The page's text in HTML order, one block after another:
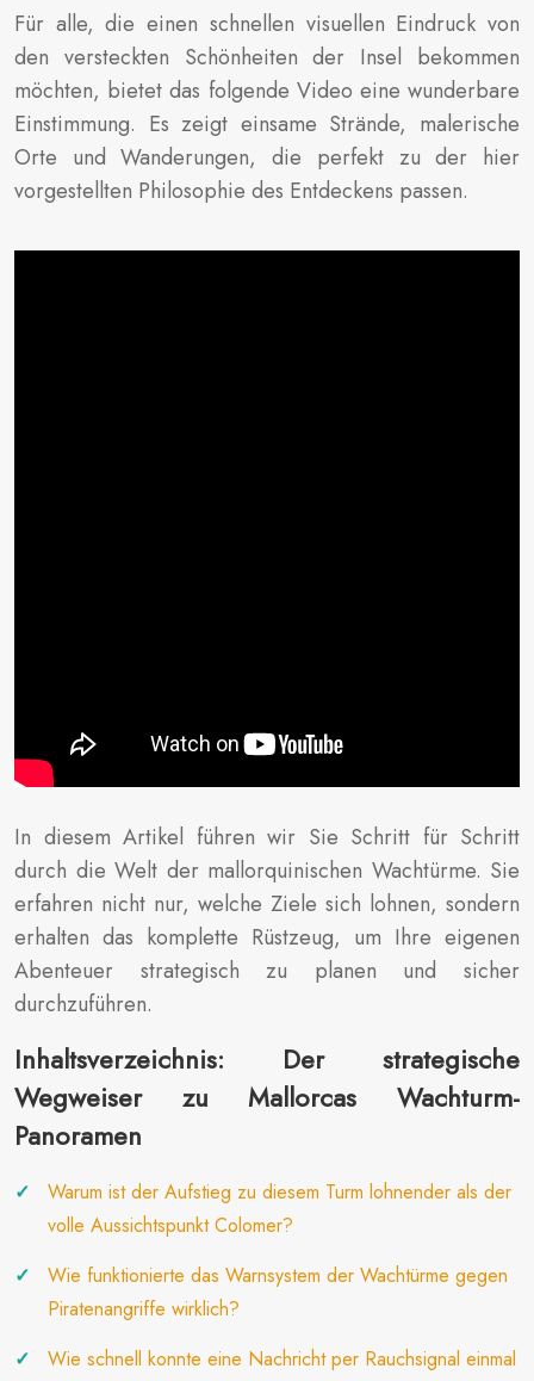
Für alle, die einen schnellen visuellen Eindruck von
den versteckten Schönheiten der Insel bekommen
möchten, bietet das folgende Video eine wunderbare
Einstimmung. Es zeigt einsame Strände, malerische
Orte und Wanderungen, die perfekt zu der hier
vorgestellten Philosophie des Entdeckens passen.
In diesem Artikel führen wir Sie Schritt für Schritt
durch die Welt der mallorquinischen Wachtürme. Sie
erfahren nicht nur, welche Ziele sich lohnen, sondern
erhalten das komplette Rüstzeug, um Ihre eigenen
Abenteuer strategisch zu planen und sicher
durchzuführen.
Inhaltsverzeichnis: Der strategische
Wegweiser zu Mallorcas Wachturm-
Panoramen
Warum ist der Aufstieg zu diesem Turm lohnender als der
volle Aussichtspunkt Colomer?
Wie funktionierte das Warnsystem der Wachtürme gegen
Piratenangriffe wirklich?
Wie schnell konnte eine Nachricht per Rauchsignal einmal